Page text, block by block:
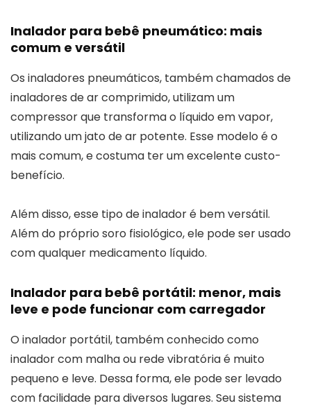
Inalador para bebê pneumático: mais
comum e versátil
Os inaladores pneumáticos, também chamados de
inaladores de ar comprimido, utilizam um
compressor que transforma o líquido em vapor,
utilizando um jato de ar potente. Esse modelo é o
mais comum, e costuma ter um excelente custo-
benefício.
Além disso, esse tipo de inalador é bem versátil.
Além do próprio soro fisiológico, ele pode ser usado
com qualquer medicamento líquido.
Inalador para bebê portátil: menor, mais
leve e pode funcionar com carregador
O inalador portátil, também conhecido como
inalador com malha ou rede vibratória é muito
pequeno e leve. Dessa forma, ele pode ser levado
com facilidade para diversos lugares. Seu sistema